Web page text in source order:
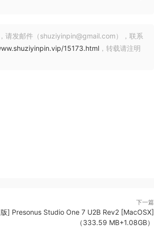
不常见的物体演奏它们——为我们的录音
上的使用;我们将它们视为共鸣表面，录制
界中。延音是通过在道具上长时间移动
力）与来自模拟和数字合成器的精心制作
请发邮件（shuziyinpin@gmail.com），联系
15173.html ，转载请注明
下一篇
] Presonus Studio One 7 U2B Rev2 [MacOSX]
（333.59 MB+1.08GB）